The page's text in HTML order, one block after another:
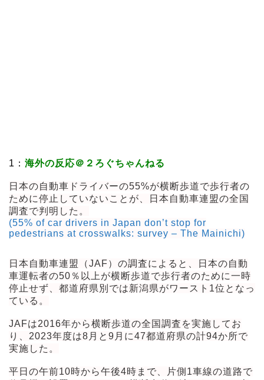
1： 海外の反応＠２ろぐちゃんねる
日本の自動車ドライバーの55%が横断歩道で歩行者の
ために停止していないことが、日本自動車連盟の全国
調査で判明した。
(55% of car drivers in Japan don’t stop for
pedestrians at crosswalks: survey – The Mainichi)
日本自動車連盟（JAF）の調査によると、日本の自動
車運転者の50％以上が横断歩道で歩行者のために一時
停止せず、都道府県別では新潟県がワースト1位となっ
ている。
JAFは2016年から横断歩道の全国調査を実施してお
り、2023年度は8月と9月に47都道府県の計94か所で
実施した。
平日の午前10時から午後4時まで、片側1車線の道路で